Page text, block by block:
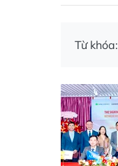
Từ khóa: